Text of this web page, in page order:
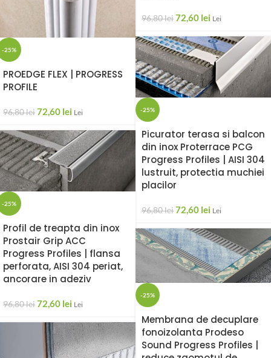
96,80lei72,60 lei Lei
-25%
PROEDGE FLEX | PROGRESS
PROFILE
96,80lei72,60 lei Lei -25%
Picurator terasa si balcon
din inox Proterrace PCG
Progress Profiles | AISI 304
lustruit, protectia muchiei
placilor
96,80lei72,60 lei Lei
-25%
Profil de treapta din inox
Prostair Grip ACC
Progress Profiles | flansa
perforata, AISI 304 periat,
ancorare in adeziv
96,80lei72,60 lei Lei
-25%
Membrana de decuplare
fonoizolanta Prodeso
Sound Progress Profiles |